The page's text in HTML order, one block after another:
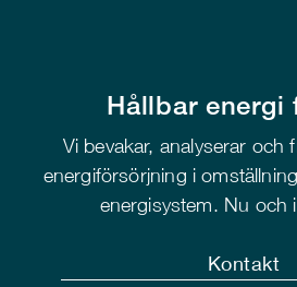
Hållbar energi
Vi bevakar, analyserar och
energiförsörjning i
energisystem. Nu och
Kontakt